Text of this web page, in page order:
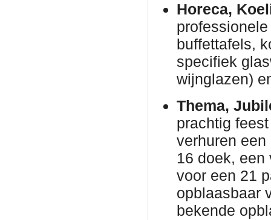
Horeca,
buffettafels,
specifiek
wijnglazen)
Thema,
prachtig
verhuren
16 doek, een
voor een 21
opblaasbaar
bekende